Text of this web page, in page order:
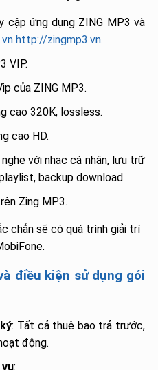
cập ứng dụng ZING MP3 và
http://zingmp3.vn.
VIP.
của ZING MP3.
cao 320K, lossless.
cao HD.
với nhạc cá nhân, lưu trữ
backup download.
Zing MP3.
chắn sẽ có quá trình giải trí
điều kiện sử dụng gói
: Tất cả thuê bao trả trước,
động.
: